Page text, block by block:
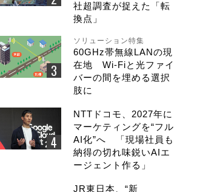
社超調査が捉えた「転
換点」
ソリューション特集
60GHz帯無線LANの現
在地 Wi-Fiと光ファイ
バーの間を埋める選択
肢に
NTTドコモ、2027年に
マーケティングを“フル
AI化”へ 「現場社員も
納得の切れ味鋭いAIエ
ージェント作る」
JR東日本、“新